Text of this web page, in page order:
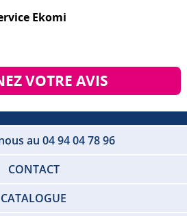
Ekomi
VOTRE AVIS
au 04 94 04 78 96
CONTACT
CATALOGUE